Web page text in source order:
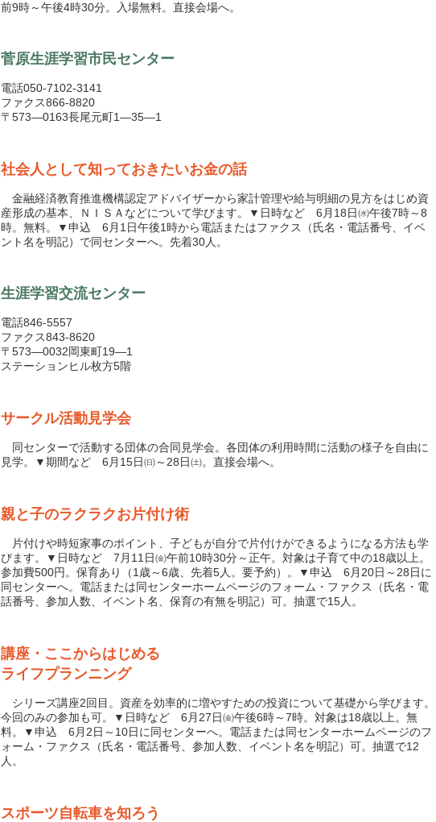
前9時～午後4時30分。入場無料。直接会場へ。
菅原生涯学習市民センター
電話050-7102-3141
ファクス866-8820
〒573―0163長尾元町1―35―1
社会人として知っておきたいお金の話
金融経済教育推進機構認定アドバイザーから家計管理や給与明細の見方をはじめ資
産形成の基本、ＮＩＳＡなどについて学びます。▼日時など 6月18日㈬午後7時～8
時。無料。▼申込 6月1日午後1時から電話またはファクス（氏名・電話番号、イベ
ント名を明記）で同センターへ。先着30人。
生涯学習交流センター
電話846-5557
ファクス843-8620
〒573―0032岡東町19―1
ステーションヒル枚方5階
サークル活動見学会
同センターで活動する団体の合同見学会。各団体の利用時間に活動の様子を自由に
見学。▼期間など 6月15日㈰～28日㈯。直接会場へ。
親と子のラクラクお片付け術
片付けや時短家事のポイント、子どもが自分で片付けができるようになる方法も学
びます。▼日時など 7月11日㈮午前10時30分～正午。対象は子育て中の18歳以上。
参加費500円。保育あり（1歳～6歳、先着5人。要予約）。▼申込 6月20日～28日に
同センターへ。電話または同センターホームページのフォーム・ファクス（氏名・電
話番号、参加人数、イベント名、保育の有無を明記）可。抽選で15人。
講座・ここからはじめる
ライフプランニング
シリーズ講座2回目。資産を効率的に増やすための投資について基礎から学びます。
今回のみの参加も可。▼日時など 6月27日㈮午後6時～7時。対象は18歳以上。無
料。▼申込 6月2日～10日に同センターへ。電話または同センターホームページのフ
ォーム・ファクス（氏名・電話番号、参加人数、イベント名を明記）可。抽選で12
人。
スポーツ自転車を知ろう